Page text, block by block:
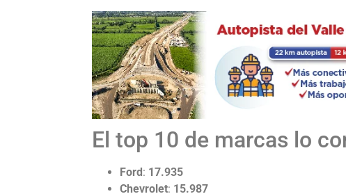
El top 10 de marcas lo
Ford: 17.935
Chevrolet: 15.987